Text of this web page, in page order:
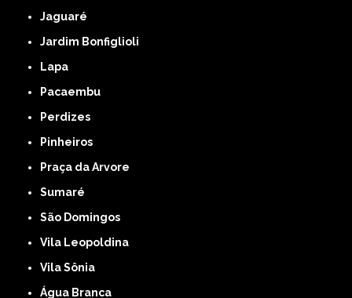
Jaguaré
Jardim Bonfiglioli
Lapa
Pacaembu
Perdizes
Pinheiros
Praça da Arvore
Sumaré
São Domingos
Vila Leopoldina
Vila Sônia
Água Branca